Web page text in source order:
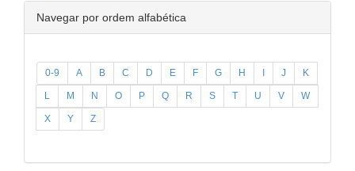
Navegar por ordem alfabética
0-9 A B C D E F G H I J K
L M N O P Q R S T U V W
X Y Z